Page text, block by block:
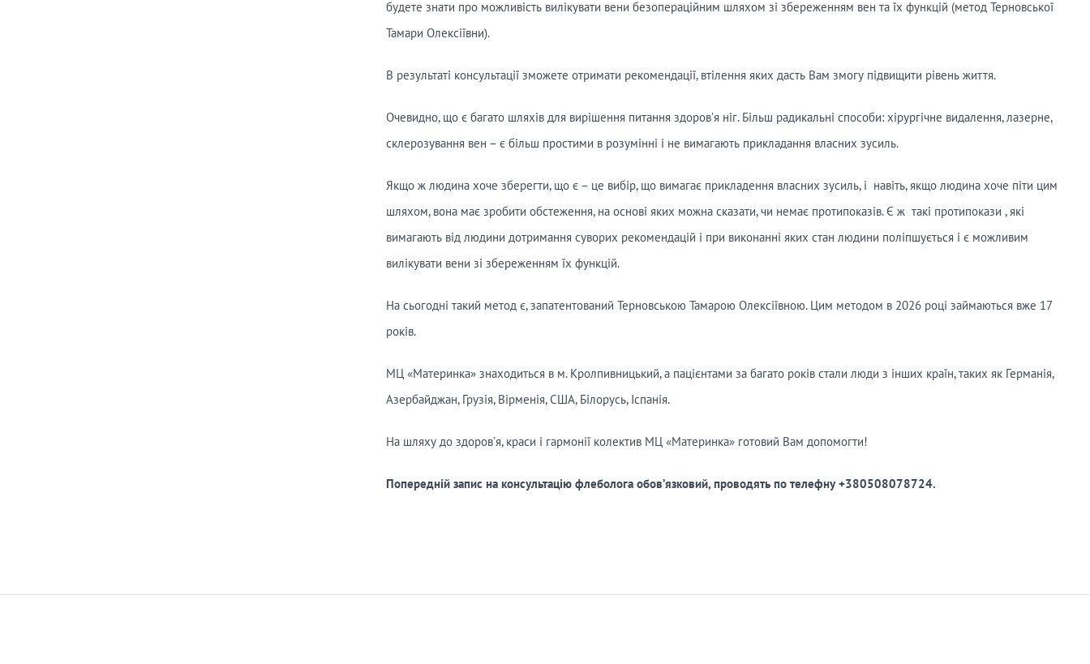
будете знати про можливість вилікувати вени безопераційним шляхом зі збереженням вен та їх функцій (метод Терновської
Тамари Олексіївни).
В результаті консультації зможете отримати рекомендації, втілення яких дасть Вам змогу підвищити рівень життя.
Очевидно, що є багато шляхів для вирішення питання здоров’я ніг. Більш радикальні способи: хірургічне видалення, лазерне,
склерозування вен – є більш простими в розумінні і не вимагають прикладання власних зусиль.
Якщо ж людина хоче зберегти, що є – це вибір, що вимагає прикладення власних зусиль, і навіть, якщо людина хоче піти цим
шляхом, вона має зробити обстеження, на основі яких можна сказати, чи немає протипоказів. Є ж такі протипокази , які
вимагають від людини дотримання суворих рекомендацій і при виконанні яких стан людини поліпшується і є можливим
вилікувати вени зі збереженням їх функцій.
На сьогодні такий метод є, запатентований Терновською Тамарою Олексіївною. Цим методом в 2026 році займаються вже 17
років.
МЦ «Материнка» знаходиться в м. Кролпивницький, а пацієнтами за багато років стали люди з інших країн, таких як Германія,
Азербайджан, Грузія, Вірменія, США, Білорусь, Іспанія.
На шляху до здоров’я, краси і гармонії колектив МЦ «Материнка» готовий Вам допомогти!
Попередній запис на консультацію флеболога обов’язковий, проводять по телефну +380508078724.